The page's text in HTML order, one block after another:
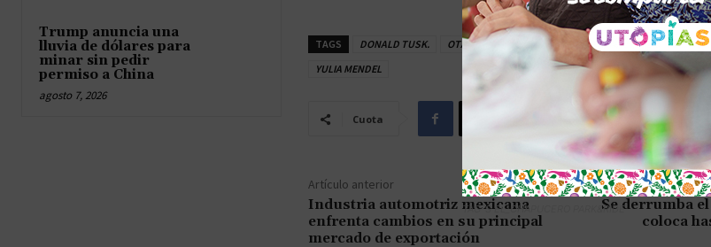
Trump anuncia una
lluvia de dólares para
minar sin pedir
permiso a China
agosto 7, 2026
TAGS DONALD TUSK. OTAN. POLONIA. UCRANIA. UNION EUROPEA.
YULIA MENDEL
Cuota
Artículo anterior
Industria automotriz mexicana
enfrenta cambios en su principal
mercado de exportación
Se derrumba
coloca
TAG´S EL_CHAPUCERO PARK&RIDE